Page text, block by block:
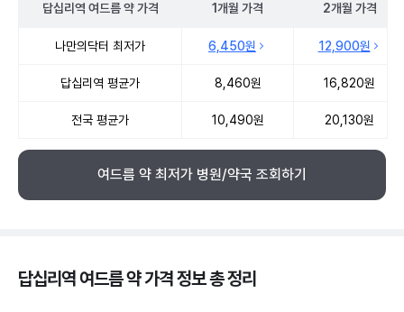
답십리역 여드름 약가격 1개월 가격 2개월 가격
나만의닥터 최저가 6,450원 12,900원
답십리역 평균가 8,460원 16,820원
전국 평균가 10,490원 20,130원
여드름 약 최저가 병원/약국 조회하기
답십리역 여드름 약 가격 정보 총 정리